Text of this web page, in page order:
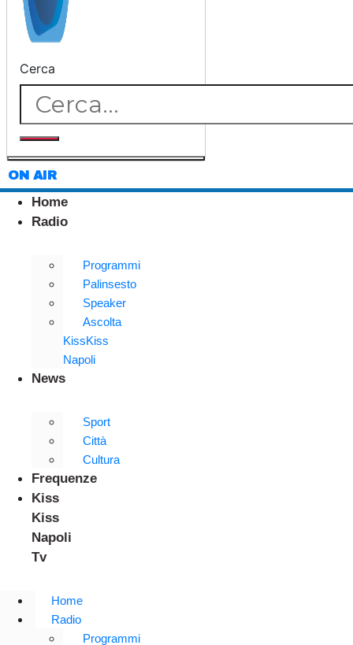
Cerca
ON AIR
Home
Radio
Programmi
Palinsesto
Speaker
Ascolta
KissKiss
Napoli
News
Sport
Città
Cultura
Frequenze
Kiss
Kiss
Napoli
Tv
Home
Radio
Programmi